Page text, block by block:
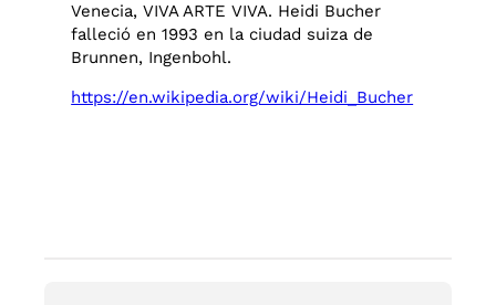
Venecia, VIVA ARTE VIVA. Heidi Bucher
falleció en 1993 en la ciudad suiza de
Brunnen, Ingenbohl.
https://en.wikipedia.org/wiki/Heidi_Bucher